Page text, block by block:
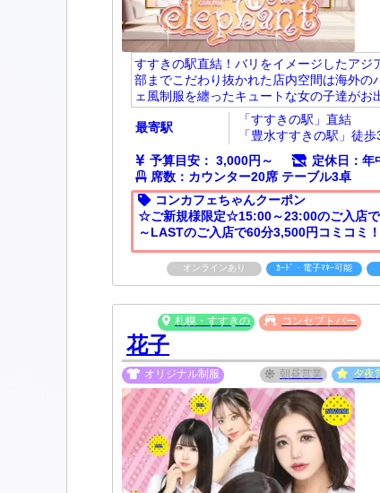
すすきの駅直結！バリをイメージしたアジ
部までこだわり抜かれた店内空間は海外の
ェ風制服を纏ったキュートな女の子達が
最寄駅
「すすきの駅」直結
「豊水すすきの駅」徒歩
予算目安： 3,000円～
定休日：年
席数：カウンター20席 テーブル3卓
コンカフェちゃんクーポン
☆ご新規様限定☆1​5​:​0​0​～​2​3​:​0​0​の​ご​入​店​
～​L​A​S​T​の​ご​入​店​で60分3,500円コミコミ
オンラインあり ｶｰﾄﾞ・電子ﾏﾈｰ可能
札幌・すすきの コンセプトバー
花子
オリジナル制服 朝昼営業 夕夜